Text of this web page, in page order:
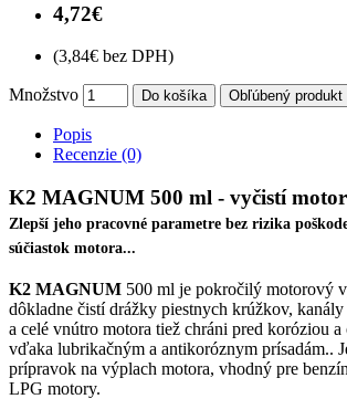
4,72€
(3,84€ bez DPH)
Množstvo Do košíka Obľúbený produkt
Popis
Recenzie (0)
K2 MAGNUM 500 ml - vyčistí
Zlepší jeho pracovné parametre bez rizika
súčiastok motora...
K2 MAGNUM 500 ml je pokročilý motorový
dôkladne čistí drážky piestnych krúžkov,
a celé vnútro motora tiež chráni pred koróziou
vďaka lubrikačným a antikoróznym prísadám..
prípravok na výplach motora, vhodný pre
LPG motory.